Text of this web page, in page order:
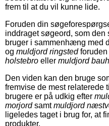
frem til at du vil kunne lide.
Foruden din
inddraget søgeord, som
bruger i sammenhæng med
og muldjord ringstedforuden
holstebro eller muldjord
Den viden kan den bruge
fremvise de mest relaterede
brugere er på udkig efter
morjordsamtmuldjord
ligeledes taget i brug for, at
produkter.